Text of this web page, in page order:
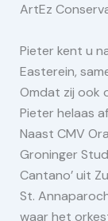
ArtEz
Pieter kent u
Easterein,
Omdat zij ook
Pieter helaas
Naast CMV
Groninger
Cantano’ uit
St.
waar het